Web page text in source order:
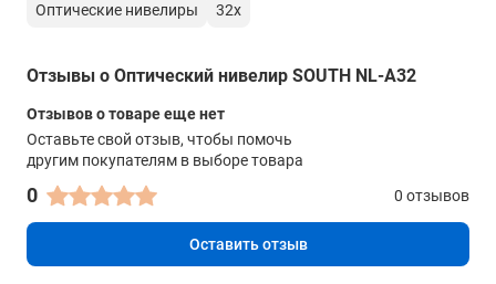
прямое
Просветленная оптика
-
±15'
Точность компенсатора
Оптические нивелиры 32х
Отзывы о Оптический нивелир SOUTH NL-A32
Отзывов о товаре еще нет
Оставьте свой отзыв, чтобы помочь
другим покупателям в выборе товара
0 0 отзывов
Оставить отзыв